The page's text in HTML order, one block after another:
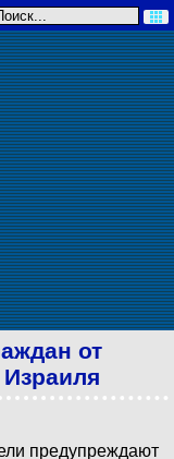
от
предупреждают